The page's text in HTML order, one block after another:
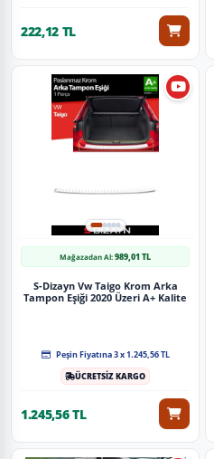
222,12 TL
Mağazadan Al:989,01 TL
S-Dizayn Vw Taigo Krom Arka
Tampon Eşiği 2020 Üzeri A+ Kalite
Peşin Fiyatına 3 x 1.245,56 TL
ÜCRETSİZ KARGO
1.245,56 TL